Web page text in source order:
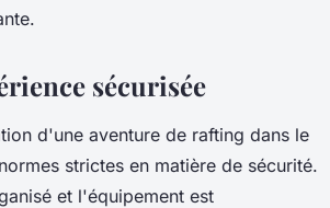
sécurisée
d'une aventure de rafting dans le
strictes en matière de sécurité.
et l'équipement est